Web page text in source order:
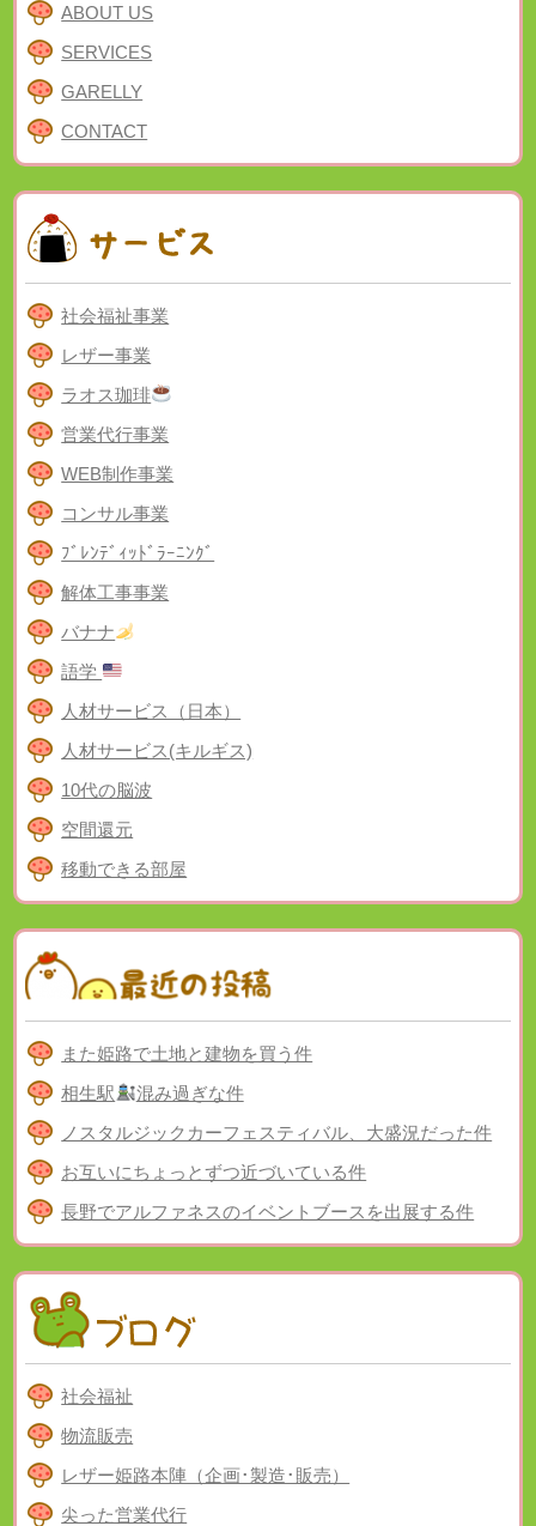
ABOUT US
SERVICES
GARELLY
CONTACT
社会福祉事業
レザー事業
ラオス珈琲
営業代行事業
WEB制作事業
コンサル事業
ﾌﾞﾚﾝﾃﾞｨｯﾄﾞﾗｰﾆﾝｸﾞ
解体工事事業
バナナ
語学
人材サービス（日本）
人材サービス(キルギス)
10代の脳波
空間還元
移動できる部屋
また姫路で土地と建物を買う件
相生駅
混み過ぎな件
ノスタルジックカーフェスティバル、大盛況だった件
お互いにちょっとずつ近づいている件
長野でアルファネスのイベントブースを出展する件
社会福祉
物流販売
レザー姫路本陣（企画･製造･販売）
尖った営業代行